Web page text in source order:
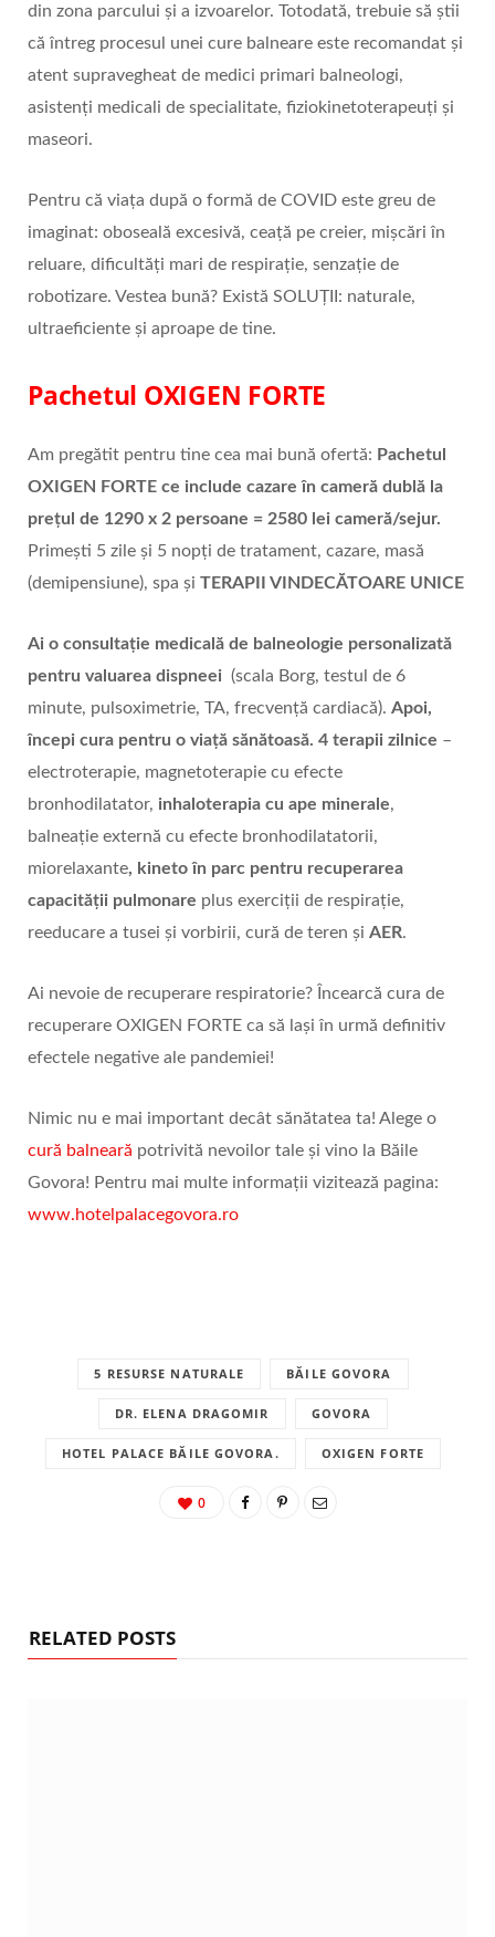
din zona parcului şi a izvoarelor. Totodată, trebuie să știi
că întreg procesul unei cure balneare este recomandat și
atent supravegheat de medici primari balneologi,
asistenți medicali de specialitate, fiziokinetoterapeuți și
maseori.
Pentru că viața după o formă de COVID este greu de
imaginat: oboseală excesivă, ceață pe creier, mișcări în
reluare, dificultăți mari de respirație, senzație de
robotizare. Vestea bună? Există SOLUȚII: naturale,
ultraeficiente și aproape de tine.
Pachetul OXIGEN FORTE
Am pregătit pentru tine cea mai bună ofertă: Pachetul
OXIGEN FORTE ce include cazare în cameră dublă la
prețul de 1290 x 2 persoane = 2580 lei cameră/sejur.
Primești 5 zile și 5 nopți de tratament, cazare, masă
(demipensiune), spa și TERAPII VINDECĂTOARE UNICE
Ai o consultație medicală de balneologie personalizată
pentru valuarea dispneei (scala Borg, testul de 6
minute, pulsoximetrie, TA, frecvență cardiacă). Apoi,
începi cura pentru o viață sănătoasă. 4 terapii zilnice –
electroterapie, magnetoterapie cu efecte
bronhodilatator, inhaloterapia cu ape minerale,
balneație externă cu efecte bronhodilatatorii,
miorelaxante, kineto în parc pentru recuperarea
capacității pulmonare plus exerciții de respirație,
reeducare a tusei și vorbirii, cură de teren și AER.
Ai nevoie de recuperare respiratorie? Încearcă cura de
recuperare OXIGEN FORTE ca să lași în urmă definitiv
efectele negative ale pandemiei!
Nimic nu e mai important decât sănătatea ta! Alege o
cură balneară potrivită nevoilor tale și vino la Băile
Govora! Pentru mai multe informații vizitează pagina:
www.hotelpalacegovora.ro
5 RESURSE NATURALE BĂILE GOVORA
DR. ELENA DRAGOMIR GOVORA
HOTEL PALACE BĂILE GOVORA. OXIGEN FORTE
0
RELATED POSTS